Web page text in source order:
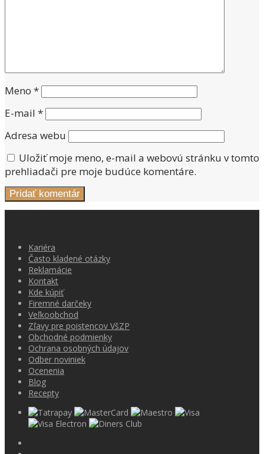
Meno *
E-mail *
Adresa webu
Uložiť moje meno, e-mail a webovú stránku v tomto
prehliadači pre moje budúce komentáre.
Kariéra
Často kladené otázky
Reklamácie
Kontakt
Kde kúpiť
Firemné darčeky
Veľkoobchod
Zľavy pre poistencov VšZP
Obchodné podmienky
Ochrana osobných údajov
Odber noviniek
Ocenenia
Blog
Recepty